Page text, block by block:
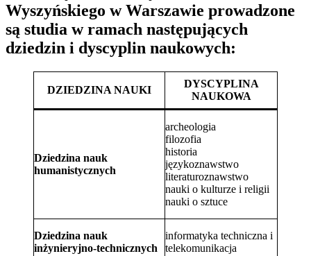
Wyszyńskiego w Warszawie prowadzone
są studia w ramach następujących
dziedzin i dyscyplin naukowych:
DZIEDZINA NAUKI
DYSCYPLINA
NAUKOWA
Dziedzina nauk
humanistycznych
archeologia
filozofia
historia
językoznawstwo
literaturoznawstwo
nauki o kulturze i religii
nauki o sztuce
Dziedzina nauk
inżynieryjno-technicznych
informatyka techniczna i
telekomunikacja